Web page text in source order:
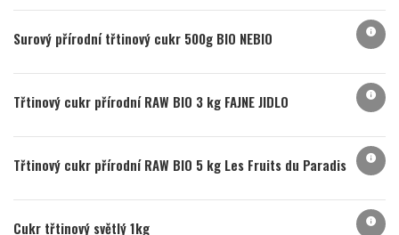
Surový přírodní třtinový cukr 500g BIO NEBIO info
Třtinový cukr přírodní RAW BIO 3 kg FAJNE JIDLO info
Třtinový cukr přírodní RAW BIO 5 kg Les Fruits du Paradis info
Cukr třtinový světlý 1kg info